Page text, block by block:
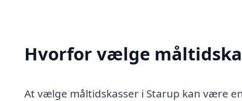
Hvorfor vælge
At vælge måltidskasser i Starup kan være